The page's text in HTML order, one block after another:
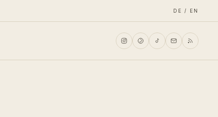
DE / EN